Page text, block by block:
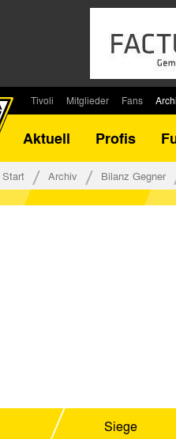
Tivoli
Stadionsprecher
Mitglieder
Kontakt
Fans
Fanbeirat
Fan-Klubs
Aktuell
Profis
Start Archiv Bilanz Gegner
Siege